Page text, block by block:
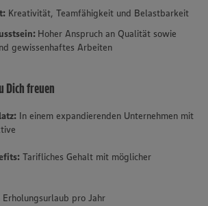
Kreativität, Teamfähigkeit und Belastbarkeit
Hoher Anspruch an Qualität sowie
gewissenhaftes Arbeiten
Dich freuen
In einem expandierenden Unternehmen mit
Tarifliches Gehalt mit möglicher
Erholungsurlaub pro Jahr